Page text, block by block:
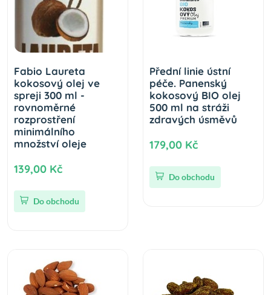
Fabio Laureta
kokosový olej ve
spreji 300 ml -
rovnoměrné
rozprostření
minimálního
množství oleje
139,00 Kč
Do obchodu
Přední linie ústní
péče. Panenský
kokosový BIO olej
500 ml na stráži
zdravých úsměvů
179,00 Kč
Do obchodu